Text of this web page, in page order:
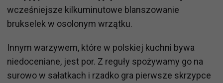
wcześniejsze kilkuminutowe blanszowanie
brukselek w osolonym wrzątku.
Innym warzywem, które w polskiej kuchni bywa
niedoceniane, jest por. Z reguły spożywamy go na
surowo w sałatkach i rzadko gra pierwsze skrzypce